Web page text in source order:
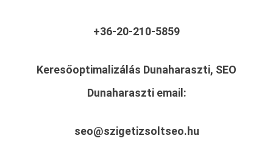
+36-20-210-5859
Keresőoptimalizálás Dunaharaszti, SEO
Dunaharaszti email:
seo@szigetizsoltseo.hu